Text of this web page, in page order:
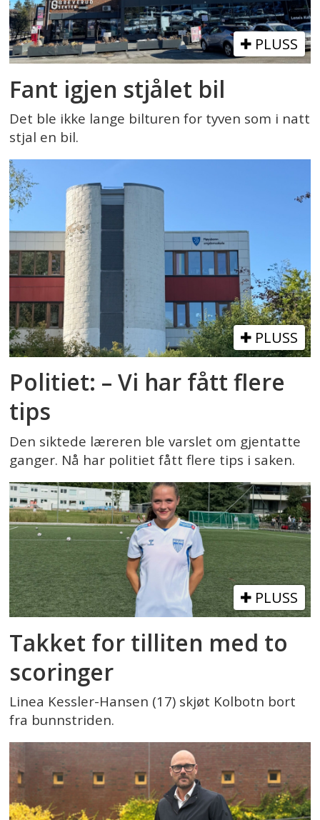
PLUSS
Fant igjen stjålet bil
Det ble ikke lange bilturen for tyven som i natt
stjal en bil.
PLUSS
Politiet: – Vi har fått flere
tips
Den siktede læreren ble varslet om gjentatte
ganger. Nå har politiet fått flere tips i saken.
PLUSS
Takket for tilliten med to
scoringer
Linea Kessler-Hansen (17) skjøt Kolbotn bort
fra bunnstriden.